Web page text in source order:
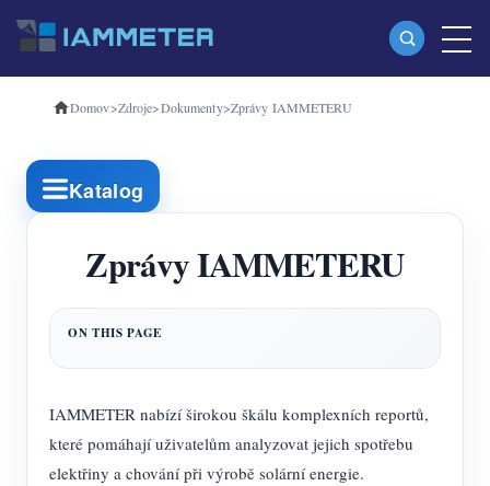
produkty
Jednofázový Wi-Fi měřič energie (WEM3080)
Třífázový Wi-Fi měřič energie (WEM3080T)
Třífázový Wi-Fi měřič energie (WEM3046T)
Třífázový Wi-Fi měřič energie (WEM3050T)
WiFi Power Controller
IAMMETER Cloud Pro
Samoobslužná hostingová služba
Nabíječka EV
Domov>Zdroje>Dokumenty>Zprávy IAMMETERU
Katalog
Zprávy IAMMETERU
IAMMETER nabízí širokou škálu komplexních reportů,
které pomáhají uživatelům analyzovat jejich spotřebu
elektřiny a chování při výrobě solární energie.